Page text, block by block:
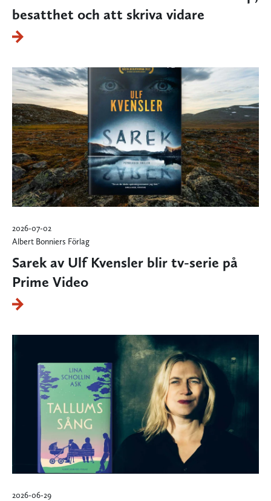
besatthet och att skriva vidare
2026-07-02
Albert Bonniers Förlag
Sarek av Ulf Kvensler blir tv-serie på
Prime Video
2026-06-29